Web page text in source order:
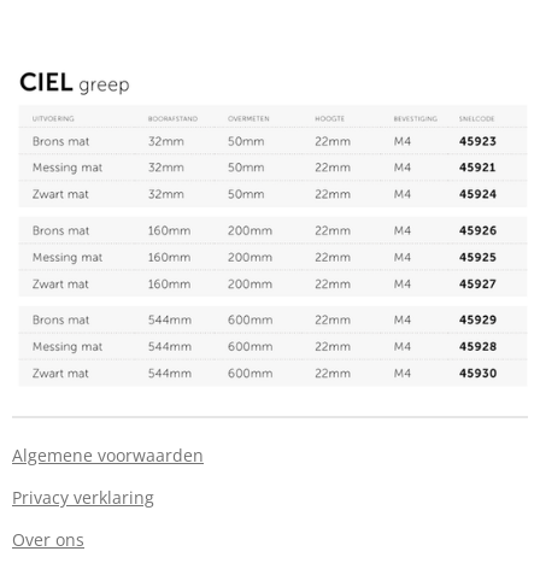
Algemene voorwaarden
Privacy verklaring
Over ons